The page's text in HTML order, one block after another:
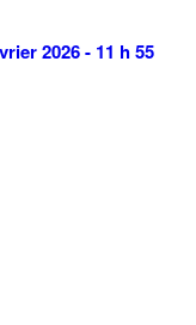
2026 - 11 h 55